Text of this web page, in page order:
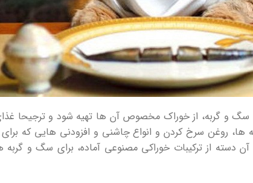
سگ و گربه، از خوراک مخصوص آن ها تهیه شود و ترجیحا
ها، روغن سرخ کردن و انواع چاشنی و افزودنی هایی که
دسته از ترکیبات خوراکی مصنوعی آماده، برای سگ و